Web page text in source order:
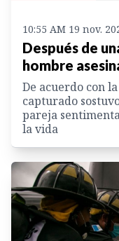
10:55 AM 19 nov.
Después de
hombre
De acuerdo con
capturado
pareja
la vida